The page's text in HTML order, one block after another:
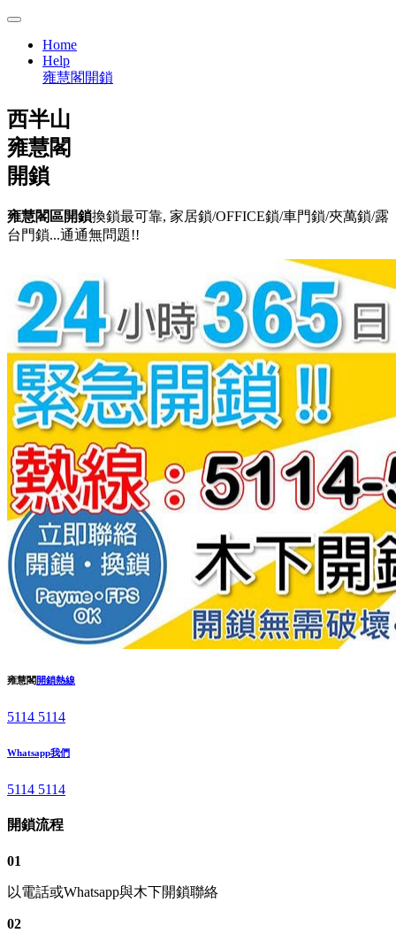
Home
Help
雍慧閣開鎖
西半山
雍慧閣
開鎖
雍慧閣區開鎖換鎖最可靠, 家居鎖/OFFICE鎖/車門鎖/夾萬鎖/露
台門鎖...通通無問題!!
雍慧閣開鎖熱線
5114 5114
Whatsapp我們
5114 5114
開鎖流程
01
以電話或Whatsapp與木下開鎖聯絡
02